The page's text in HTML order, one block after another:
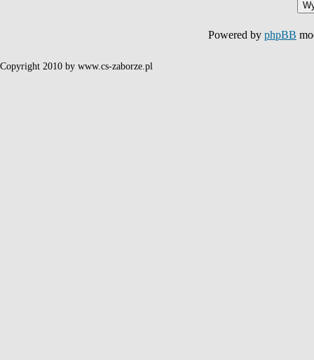
Powered by phpBB
Copyright 2010 by www.cs-zaborze.pl